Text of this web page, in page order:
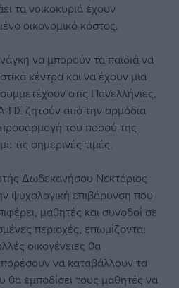
τα νοικοκυριά έχουν
οικονομικό κόστος.
να μπορούν τα παιδιά να
κέντρα και να έχουν μια
στις Πανελλήνιες,
ΠΣ ζητούν από την αρμόδια
του ποσού της
τις σημερινές τιμές.
Δωδεκανήσου Νεκτάριος
ψυχολογική επιβάρυνση που
μαθητές και συνοδοί σε
περιοχές, επωμίζονται
οικογένειες θα
να καταβάλλουν τα
θα εμποδίσει τους μαθητές να